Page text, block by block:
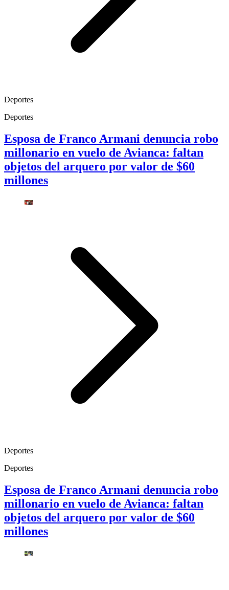
Deportes
Deportes
Esposa de Franco Armani denuncia robo
millonario en vuelo de Avianca: faltan
objetos del arquero por valor de $60
millones
Deportes
Deportes
Esposa de Franco Armani denuncia robo
millonario en vuelo de Avianca: faltan
objetos del arquero por valor de $60
millones